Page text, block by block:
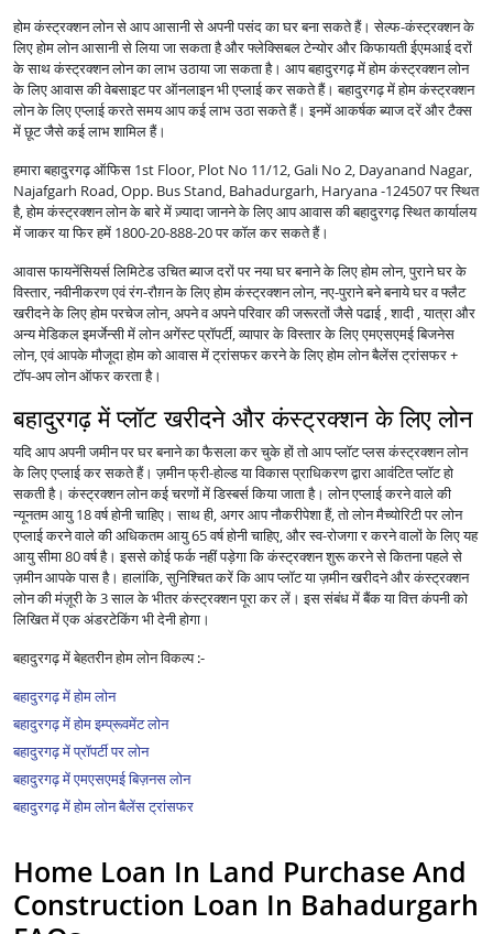
होम कंस्ट्रक्शन लोन से आप आसानी से अपनी पसंद का घर बना सकते हैं। सेल्फ-कंस्ट्रक्शन के
लिए होम लोन आसानी से लिया जा सकता है और फ्लेक्सिबल टेन्योर और किफायती ईएमआई दरों
के साथ कंस्ट्रक्शन लोन का लाभ उठाया जा सकता है। आप बहादुरगढ़ में होम कंस्ट्रक्शन लोन
के लिए आवास की वेबसाइट पर ऑनलाइन भी एप्लाई कर सकते हैं। बहादुरगढ़ में होम कंस्ट्रक्शन
लोन के लिए एप्लाई करते समय आप कई लाभ उठा सकते हैं। इनमें आकर्षक ब्याज दरें और टैक्स
में छूट जैसे कई लाभ शामिल हैं।
हमारा बहादुरगढ़ ऑफिस 1st Floor, Plot No 11/12, Gali No 2, Dayanand Nagar,
Najafgarh Road, Opp. Bus Stand, Bahadurgarh, Haryana -124507 पर स्थित
है, होम कंस्ट्रक्शन लोन के बारे में ज़्यादा जानने के लिए आप आवास की बहादुरगढ़ स्थित कार्यालय
में जाकर या फिर हमें 1800-20-888-20 पर कॉल कर सकते हैं।
आवास फायनेंसियर्स लिमिटेड उचित ब्याज दरों पर नया घर बनाने के लिए होम लोन, पुराने घर के
विस्तार, नवीनीकरण एवं रंग-रौग़न के लिए होम कंस्ट्रक्शन लोन, नए-पुराने बने बनाये घर व फ्लैट
खरीदने के लिए होम परचेज लोन, अपने व अपने परिवार की जरूरतों जैसे पढाई , शादी , यात्रा और
अन्य मेडिकल इमर्जेन्सी में लोन अगेंस्ट प्रॉपर्टी, व्यापार के विस्तार के लिए एमएसएमई बिजनेस
लोन, एवं आपके मौजूदा होम को आवास में ट्रांसफर करने के लिए होम लोन बैलेंस ट्रांसफर +
टॉप-अप लोन ऑफर करता है।
बहादुरगढ़ में प्लॉट खरीदने और कंस्ट्रक्शन के लिए लोन
यदि आप अपनी जमीन पर घर बनाने का फैसला कर चुके हों तो आप प्लॉट प्लस कंस्ट्रक्शन लोन
के लिए एप्लाई कर सकते हैं। ज़मीन फ्री-होल्ड या विकास प्राधिकरण द्वारा आवंटित प्लॉट हो
सकती है। कंस्ट्रक्शन लोन कई चरणों में डिस्बर्स किया जाता है। लोन एप्लाई करने वाले की
न्यूनतम आयु 18 वर्ष होनी चाहिए। साथ ही, अगर आप नौकरीपेशा हैं, तो लोन मैच्योरिटी पर लोन
एप्लाई करने वाले की अधिकतम आयु 65 वर्ष होनी चाहिए, और स्व-रोजगा र करने वालों के लिए यह
आयु सीमा 80 वर्ष है। इससे कोई फर्क नहीं पड़ेगा कि कंस्ट्रक्शन शुरू करने से कितना पहले से
ज़मीन आपके पास है। हालांकि, सुनिश्चित करें कि आप प्लॉट या ज़मीन खरीदने और कंस्ट्रक्शन
लोन की मंज़ूरी के 3 साल के भीतर कंस्ट्रक्शन पूरा कर लें। इस संबंध में बैंक या वित्त कंपनी को
लिखित में एक अंडरटेकिंग भी देनी होगा।
बहादुरगढ़ में बेहतरीन होम लोन विकल्प :-
बहादुरगढ़ में होम लोन
बहादुरगढ़ में होम इम्प्रूवमेंट लोन
बहादुरगढ़ में प्रॉपर्टी पर लोन
बहादुरगढ़ में एमएसएमई बिज़नस लोन
बहादुरगढ़ में होम लोन बैलेंस ट्रांसफर
Home Loan In Land Purchase And
Construction Loan In Bahadurgarh